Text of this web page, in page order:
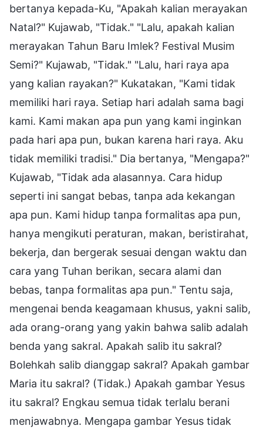
bertanya kepada-Ku, "Apakah kalian merayakan
Natal?" Kujawab, "Tidak." "Lalu, apakah kalian
merayakan Tahun Baru Imlek? Festival Musim
Semi?" Kujawab, "Tidak." "Lalu, hari raya apa
yang kalian rayakan?" Kukatakan, "Kami tidak
memiliki hari raya. Setiap hari adalah sama bagi
kami. Kami makan apa pun yang kami inginkan
pada hari apa pun, bukan karena hari raya. Aku
tidak memiliki tradisi." Dia bertanya, "Mengapa?"
Kujawab, "Tidak ada alasannya. Cara hidup
seperti ini sangat bebas, tanpa ada kekangan
apa pun. Kami hidup tanpa formalitas apa pun,
hanya mengikuti peraturan, makan, beristirahat,
bekerja, dan bergerak sesuai dengan waktu dan
cara yang Tuhan berikan, secara alami dan
bebas, tanpa formalitas apa pun." Tentu saja,
mengenai benda keagamaan khusus, yakni salib,
ada orang-orang yang yakin bahwa salib adalah
benda yang sakral. Apakah salib itu sakral?
Bolehkah salib dianggap sakral? Apakah gambar
Maria itu sakral? (Tidak.) Apakah gambar Yesus
itu sakral? Engkau semua tidak terlalu berani
menjawabnya. Mengapa gambar Yesus tidak